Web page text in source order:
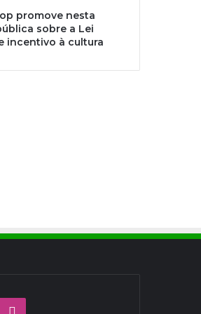
promove nesta
sobre a Lei
incentivo à cultura